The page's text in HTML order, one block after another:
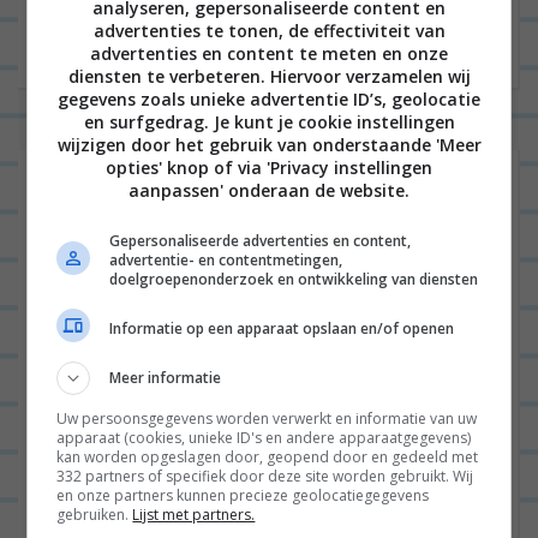
analyseren, gepersonaliseerde content en
advertenties te tonen, de effectiviteit van
advertenties en content te meten en onze
diensten te verbeteren. Hiervoor verzamelen wij
gegevens zoals unieke advertentie ID’s, geolocatie
en surfgedrag. Je kunt je cookie instellingen
wijzigen door het gebruik van onderstaande 'Meer
opties' knop of via 'Privacy instellingen
aanpassen' onderaan de website.
Gepersonaliseerde advertenties en content,
advertentie- en contentmetingen,
doelgroepenonderzoek en ontwikkeling van diensten
Informatie op een apparaat opslaan en/of openen
Meer informatie
Uw persoonsgegevens worden verwerkt en informatie van uw
apparaat (cookies, unieke ID's en andere apparaatgegevens)
kan worden opgeslagen door, geopend door en gedeeld met
332 partners of specifiek door deze site worden gebruikt. Wij
en onze partners kunnen precieze geolocatiegegevens
gebruiken. Lijst met partners.